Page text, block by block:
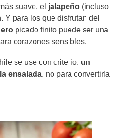
suave, el jalapeño (incluso
Y para los que disfrutan del
picado finito puede ser una
corazones sensibles.
se use con criterio: un
ensalada, no para convertirla